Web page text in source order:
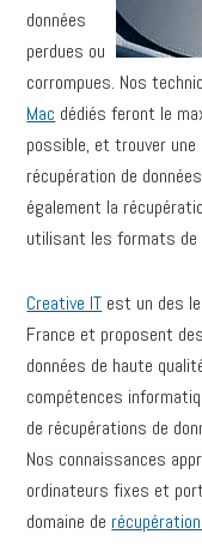
données
perdues ou
corrompues. Nos
Mac dédiés feront le
possible, et trouver
récupération de
également la
utilisant les formats de
Creative IT est un des
France et proposent
données de haute
compétences
de récupérations de
Nos connaissances
ordinateurs fixes et
domaine de